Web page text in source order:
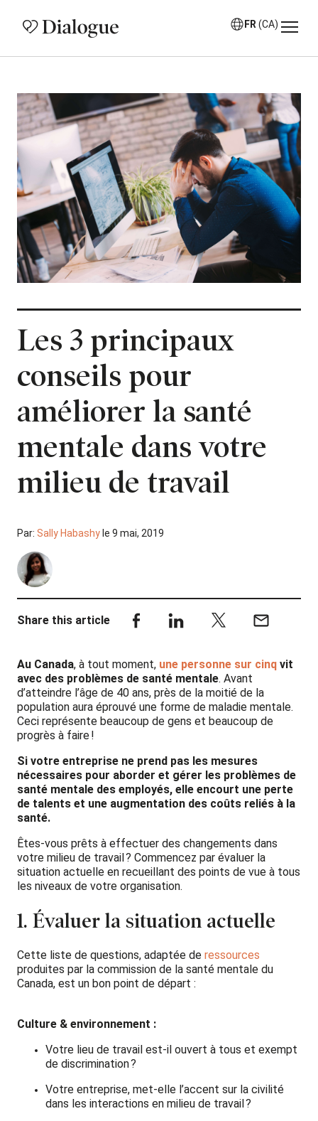
FR (CA)
Les 3 principaux
conseils pour
améliorer la santé
mentale dans votre
milieu de travail
Par: Sally Habashyle 9 mai, 2019
Share this article
Au Canada, à tout moment, une personne sur cinq vit
avec des problèmes de santé mentale. Avant
d’atteindre l’âge de 40 ans, près de la moitié de la
population aura éprouvé une forme de maladie mentale.
Ceci représente beaucoup de gens et beaucoup de
progrès à faire !
Si votre entreprise ne prend pas les mesures
nécessaires pour aborder et gérer les problèmes de
santé mentale des employés, elle encourt une perte
de talents et une augmentation des coûts reliés à la
santé.
Êtes-vous prêts à effectuer des changements dans
votre milieu de travail ? Commencez par évaluer la
situation actuelle en recueillant des points de vue à tous
les niveaux de votre organisation.
1. Évaluer la situation actuelle
Cette liste de questions, adaptée de ressources
produites par la commission de la santé mentale du
Canada, est un bon point de départ :
Culture & environnement :
Votre lieu de travail est-il ouvert à tous et exempt
de discrimination ?
Votre entreprise, met-elle l’accent sur la civilité
dans les interactions en milieu de travail ?